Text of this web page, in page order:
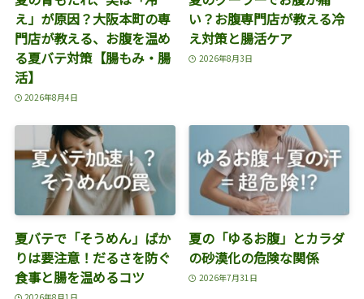
え」が原因？大阪本町の専
門店が教える、お腹を温め
る夏バテ対策【腸もみ・腸
活】
2026年8月4日
い？お腹専門店が教える冷
え対策と腸活ケア
2026年8月3日
夏バテで「そうめん」ばか
りは要注意！だるさを防ぐ
食事と腸を温めるコツ
夏の「ゆるお腹」とカラダ
の砂漠化の危険な関係
2026年7月31日